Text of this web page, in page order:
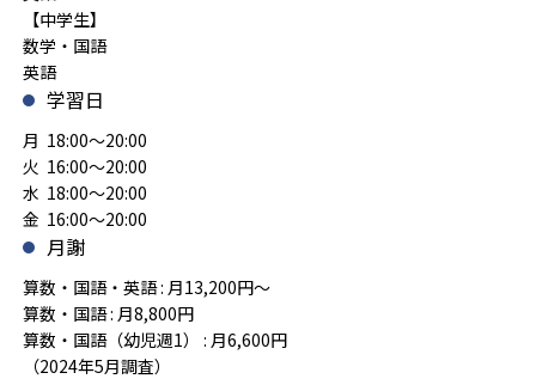
【中学生】
数学・国語
英語
学習日
月 18:00～20:00
火 16:00～20:00
水 18:00～20:00
金 16:00～20:00
月謝
算数・国語・英語 : 月13,200円～
算数・国語 : 月8,800円
算数・国語（幼児週1） : 月6,600円
（2024年5月調査）